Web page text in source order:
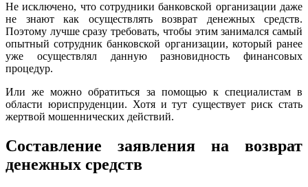
Не исключено, что сотрудники банковской организации даже
не знают как осуществлять возврат денежных средств.
Поэтому лучше сразу требовать, чтобы этим занимался самый
опытный сотрудник банковской организации, который ранее
уже осуществлял данную разновидность финансовых
процедур.
Или же можно обратиться за помощью к специалистам в
области юриспруденции. Хотя и тут существует риск стать
жертвой мошеннических действий.
Составление заявления на возврат
денежных средств